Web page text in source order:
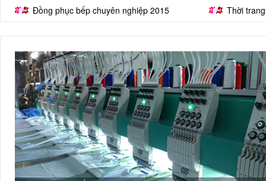
Đồng phục bếp chuyên nghiệp 2015
Thời